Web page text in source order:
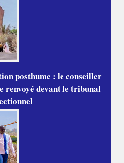
posthume : le conseiller
renvoyé devant le tribunal